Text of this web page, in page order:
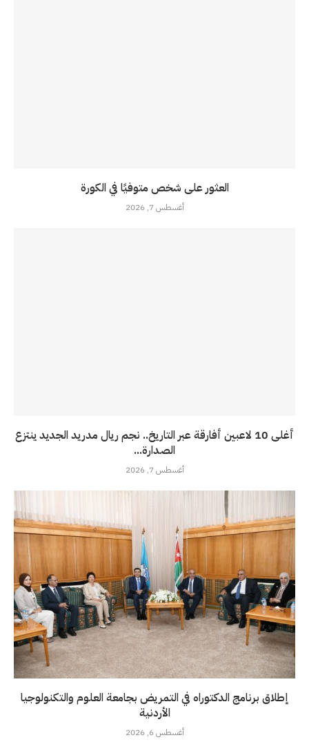
العثور على شخص متوفيًا في الكورة
أغسطس 7, 2026
أغلى 10 لاعبين أفارقة عبر التاريخ.. نجم ريال مدريد الجديد ينتزع
الصدارة...
أغسطس 7, 2026
إطلاق برنامج الدكتوراه في التمريض بجامعة العلوم والتكنولوجيا
الأردنية
أغسطس 6, 2026